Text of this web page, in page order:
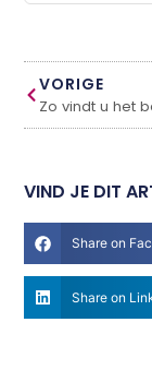
VORIGE
VIND JE DIT
Share on
Share on